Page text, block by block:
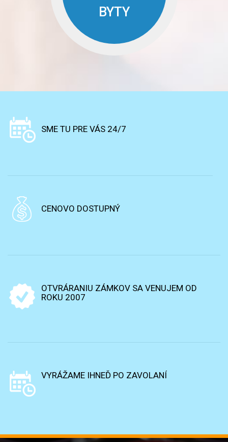
BYTY
SME TU PRE VÁS 24/7
CENOVO DOSTUPNÝ
OTVRÁRANIU ZÁMKOV SA VENUJEM OD
ROKU 2007
VYRÁŽAME IHNEĎ PO ZAVOLANÍ